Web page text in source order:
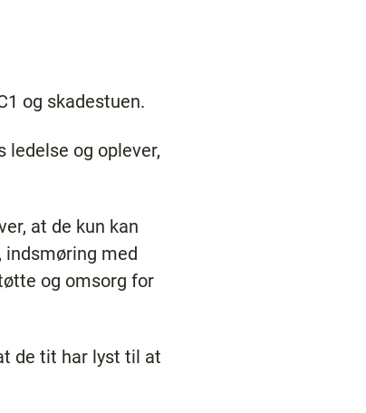
og skadestuen.
ledelse og oplever,
at de kun kan
indsmøring med
og omsorg for
de tit har lyst til at